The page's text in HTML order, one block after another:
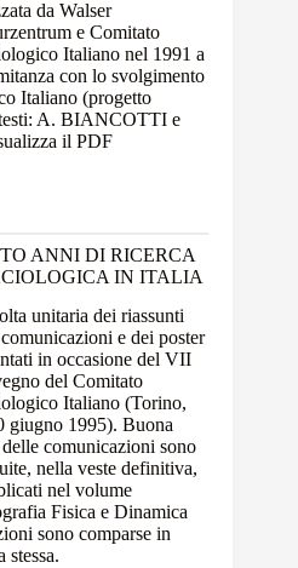
da Walser
e Comitato
Italiano nel 1991 a
con lo svolgimento
Italiano (progetto
A. BIANCOTTI e
il PDF
ANNI DI RICERCA
IN ITALIA
unitaria dei riassunti
e dei poster
in occasione del VII
del Comitato
Italiano (Torino,
giugno 1995). Buona
delle comunicazioni sono
nella veste definitiva,
nel volume
Fisica e Dinamica
sono comparse in
stessa.